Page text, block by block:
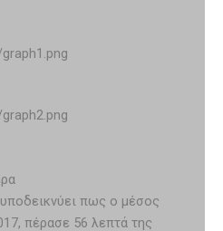
πως ο μέσος
πέρασε 56 λεπτά της